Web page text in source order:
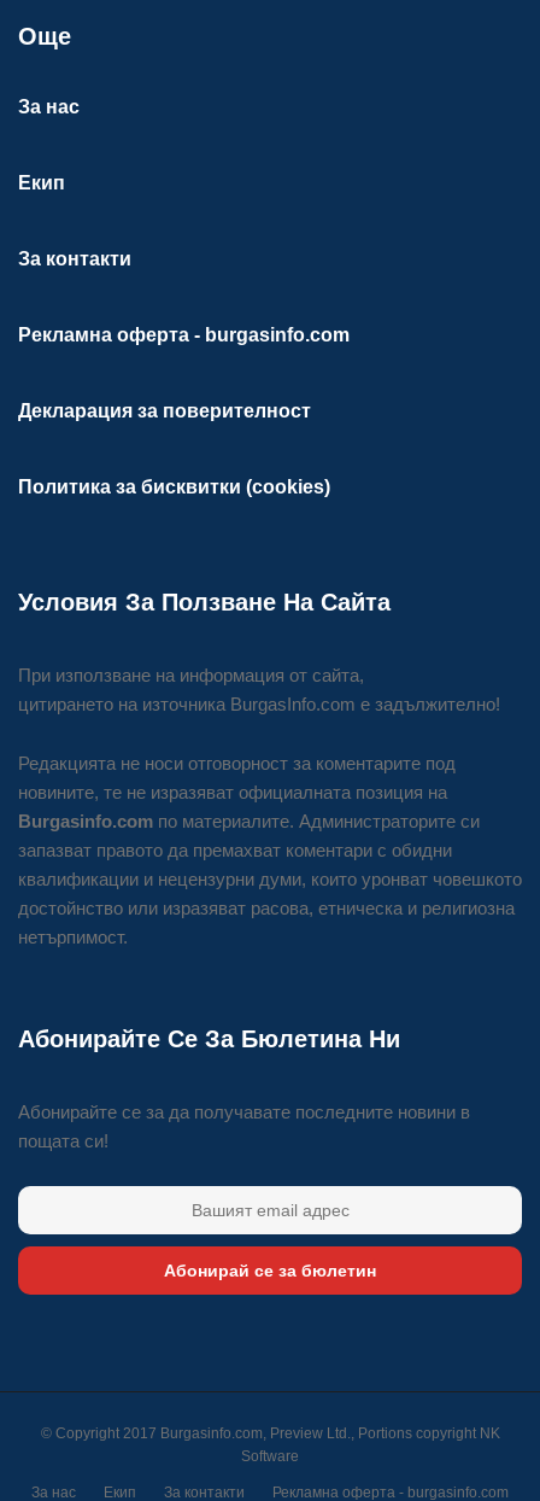
Още
За нас
Екип
За контакти
Рекламна оферта - burgasinfo.com
Декларация за поверителност
Политика за бисквитки (cookies)
Условия За Ползване На Сайта
При използване на информация от сайта,
цитирането на източника BurgasInfo.com е задължително!
Редакцията не носи отговорност за коментарите под
новините, те не изразяват официалната позиция на
Burgasinfo.com по материалите. Администраторите си
запазват правото да премахват коментари с обидни
квалификации и нецензурни думи, които уронват човешкото
достойнство или изразяват расова, етническа и религиозна
нетърпимост.
Абонирайте Се За Бюлетина Ни
Абонирайте се за да получавате последните новини в
пощата си!
Абонирай се за бюлетин
© Copyright 2017 Burgasinfo.com, Preview Ltd., Portions copyright NK
Software
За нас Екип За контакти Рекламна оферта - burgasinfo.com